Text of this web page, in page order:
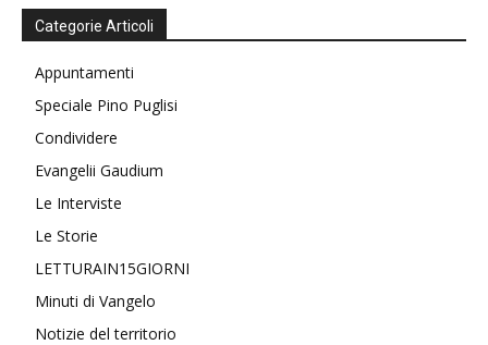
Categorie Articoli
Appuntamenti
Speciale Pino Puglisi
Condividere
Evangelii Gaudium
Le Interviste
Le Storie
LETTURAIN15GIORNI
Minuti di Vangelo
Notizie del territorio